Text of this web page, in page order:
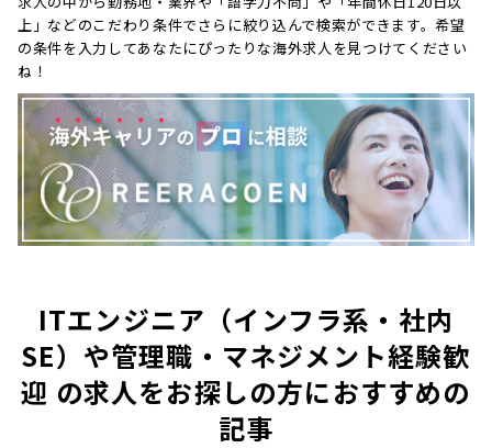
上」などのこだわり条件でさらに絞り込んで検索ができます。希望
の条件を入力してあなたにぴったりな海外求人を見つけてください
ね！
ITエンジニア（インフラ系・社内
SE）や管理職・マネジメント経験歓
迎 の求人をお探しの方におすすめの
記事